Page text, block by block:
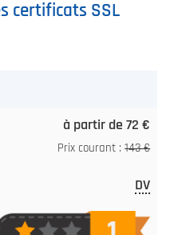
certificats SSL
à partir de 72 €
Prix courant :143 €
DV